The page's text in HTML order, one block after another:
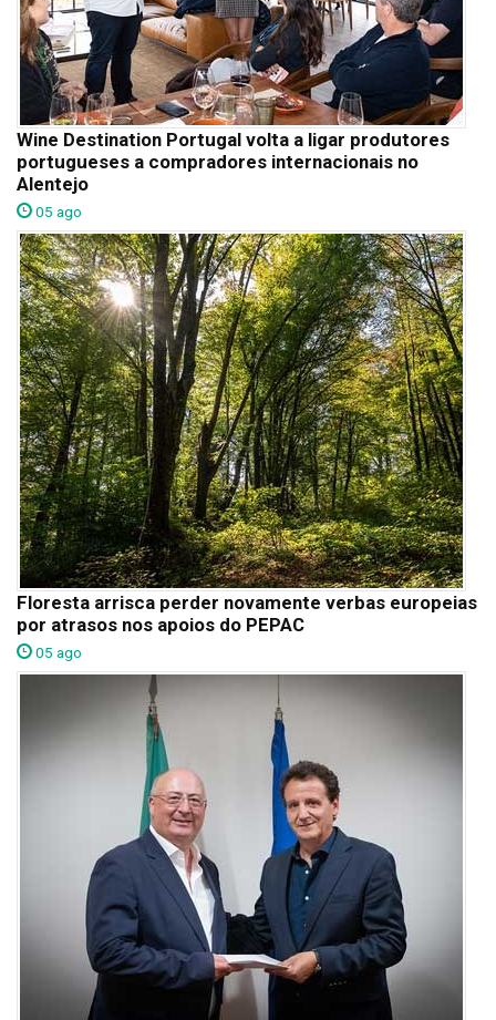
Wine Destination Portugal volta a ligar produtores
portugueses a compradores internacionais no
Alentejo
05 ago
Floresta arrisca perder novamente verbas europeias
por atrasos nos apoios do PEPAC
05 ago